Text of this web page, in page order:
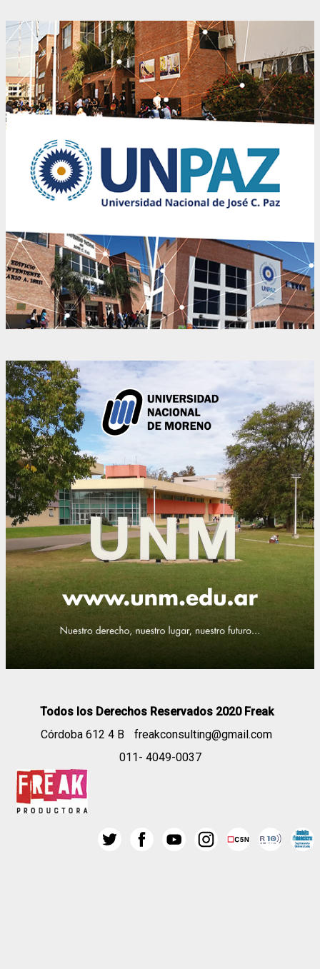
Todos los Derechos Reservados 2020 Freak
Córdoba 612 4 B
freakconsulting@gmail.com
011- 4049-0037